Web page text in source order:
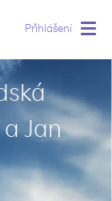
Přihlášení
Jan